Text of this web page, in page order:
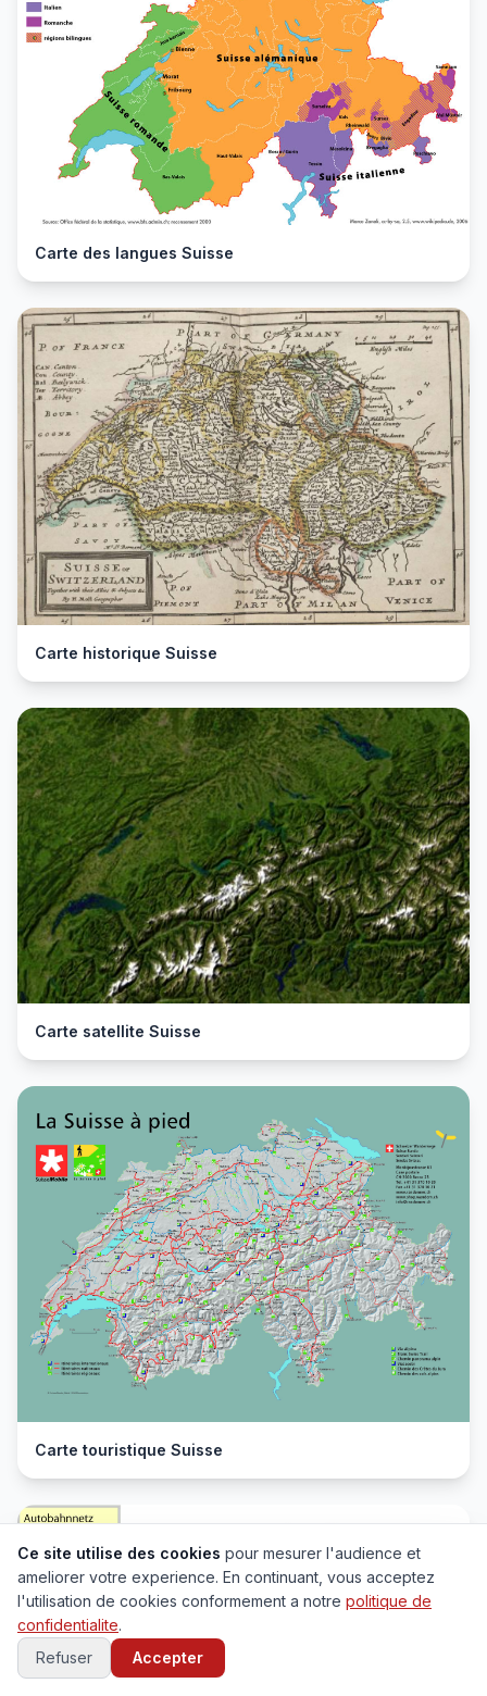
Carte des langues Suisse
Carte historique Suisse
Carte satellite Suisse
Carte touristique Suisse
Ce site utilise des cookies pour mesurer l'audience et
ameliorer votre experience. En continuant, vous acceptez
l'utilisation de cookies conformement a notre politique de
confidentialite.
Refuser
Accepter